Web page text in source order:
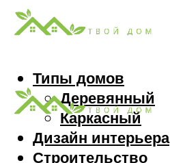
Типы домов
Деревянный
Каркасный
Дизайн интерьера
Строительство